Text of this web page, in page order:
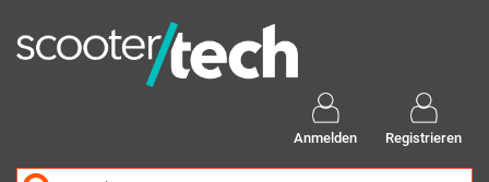
Anmelden Registrieren